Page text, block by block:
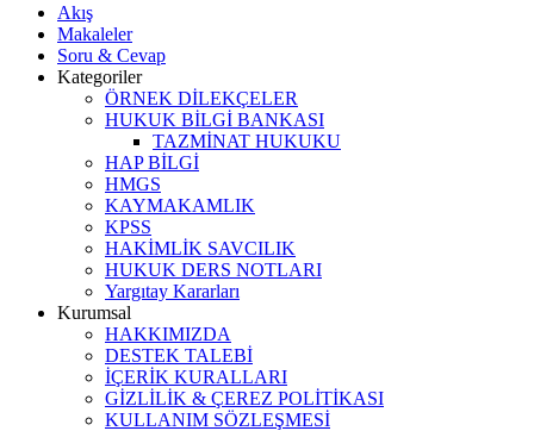
Akış
Makaleler
Soru & Cevap
Kategoriler
ÖRNEK DİLEKÇELER
HUKUK BİLGİ BANKASI
TAZMİNAT HUKUKU
HAP BİLGİ
HMGS
KAYMAKAMLIK
KPSS
HAKİMLİK SAVCILIK
HUKUK DERS NOTLARI
Yargıtay Kararları
Kurumsal
HAKKIMIZDA
DESTEK TALEBİ
İÇERİK KURALLARI
GİZLİLİK & ÇEREZ POLİTİKASI
KULLANIM SÖZLEŞMESİ